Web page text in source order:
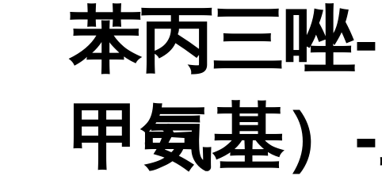
苯丙三唑
甲氨基）